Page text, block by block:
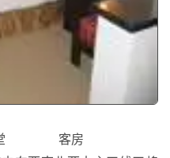
客房